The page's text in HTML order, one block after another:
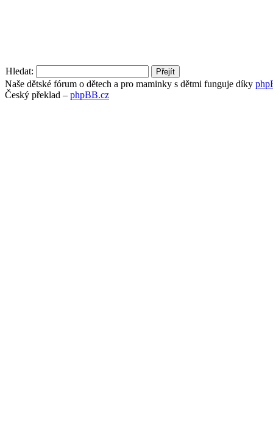
Hledat:
Naše dětské fórum o dětech a pro maminky s dětmi funguje díky
Český překlad – phpBB.cz